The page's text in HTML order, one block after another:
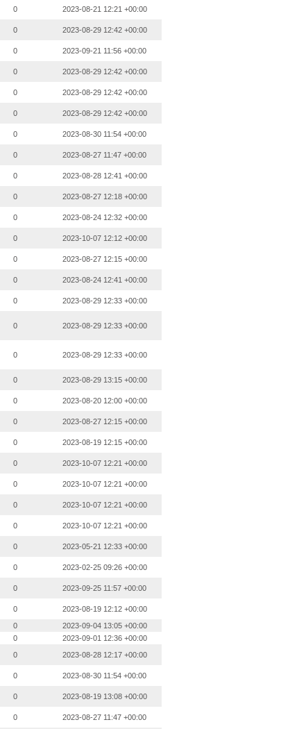
0
2023-08-21 12:21 +00:00
0
2023-08-29 12:42 +00:00
0
2023-09-21 11:56 +00:00
0
2023-08-29 12:42 +00:00
0
2023-08-29 12:42 +00:00
0
2023-08-29 12:42 +00:00
0
2023-08-30 11:54 +00:00
0
2023-08-27 11:47 +00:00
0
2023-08-28 12:41 +00:00
0
2023-08-27 12:18 +00:00
0
2023-08-24 12:32 +00:00
0
2023-10-07 12:12 +00:00
0
2023-08-27 12:15 +00:00
0
2023-08-24 12:41 +00:00
0
2023-08-29 12:33 +00:00
0 2023-08-29 12:33 +00:00
0 2023-08-29 12:33 +00:00
0
2023-08-29 13:15 +00:00
0
2023-08-20 12:00 +00:00
0
2023-08-27 12:15 +00:00
0
2023-08-19 12:15 +00:00
0
2023-10-07 12:21 +00:00
0
2023-10-07 12:21 +00:00
0
2023-10-07 12:21 +00:00
0
2023-10-07 12:21 +00:00
0
2023-05-21 12:33 +00:00
0
2023-02-25 09:26 +00:00
0
2023-09-25 11:57 +00:00
0
2023-08-19 12:12 +00:00
0
2023-09-04 13:05 +00:00
0
2023-09-01 12:36 +00:00
0
2023-08-28 12:17 +00:00
0
2023-08-30 11:54 +00:00
0
2023-08-19 13:08 +00:00
0
2023-08-27 11:47 +00:00